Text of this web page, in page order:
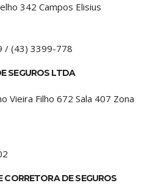
342 Campos Elisius
/ (43) 3399-778
SEGUROS LTDA
Vieira Filho 672 Sala 407 Zona
DE SEGUROS